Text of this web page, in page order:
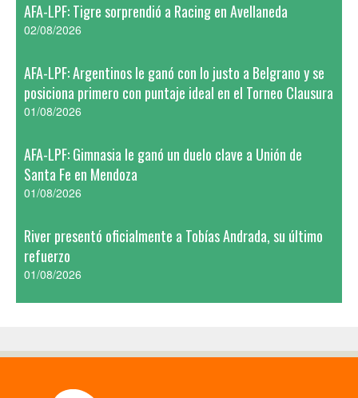
AFA-LPF: Tigre sorprendió a Racing en Avellaneda
02/08/2026
AFA-LPF: Argentinos le ganó con lo justo a Belgrano y se
posiciona primero con puntaje ideal en el Torneo Clausura
01/08/2026
AFA-LPF: Gimnasia le ganó un duelo clave a Unión de
Santa Fe en Mendoza
01/08/2026
River presentó oficialmente a Tobías Andrada, su último
refuerzo
01/08/2026